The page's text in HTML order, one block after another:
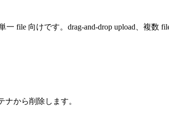
file 向けです。drag-and-drop upload、複数
から削除します。